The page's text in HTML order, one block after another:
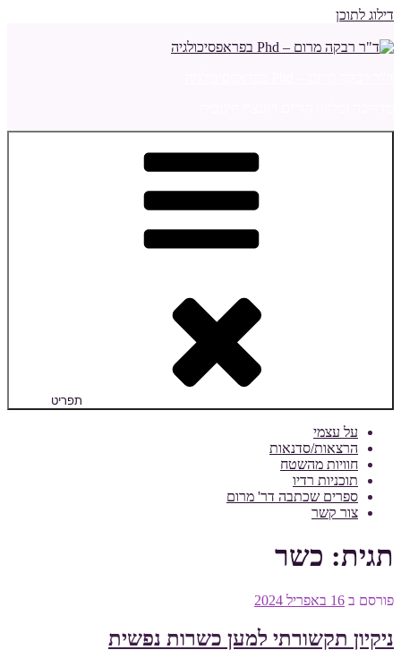
דילוג לתוכן
תפריט
על עצמי
הרצאות/סדנאות
חוויות מהשטח
תוכניות רדיו
ספרים שכתבה דר' מרום
צור קשר
תגית: כשר
פורסם ב 16 באפריל 2024
ניקיון תקשורתי למען כשרות נפשית